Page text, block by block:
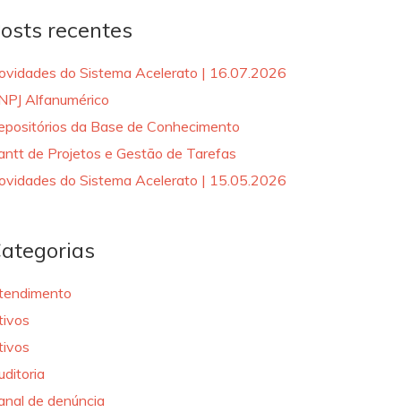
recentes
do Sistema Acelerato | 16.07.2026
Alfanumérico
da Base de Conhecimento
de Projetos e Gestão de Tarefas
do Sistema Acelerato | 15.05.2026
de denúncia